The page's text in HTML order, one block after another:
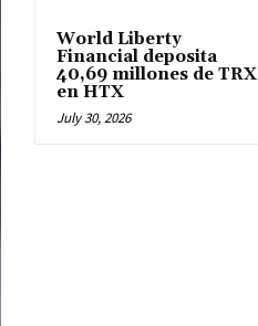
World Liberty
Financial deposita
40,69 millones de TRX
en HTX
July 30, 2026